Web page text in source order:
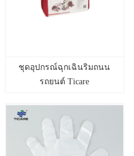
ชุดอุปกรณ์ฉุกเฉินริมถนน
รถยนต์ Ticare